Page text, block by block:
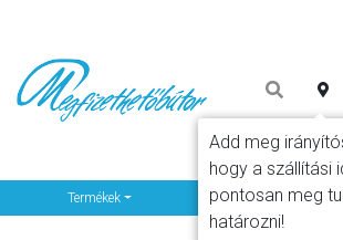
Termékek Info
Add meg
hogy a szállítási
pontosan meg
határozni!